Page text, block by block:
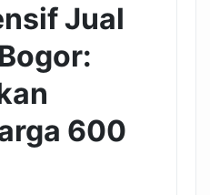
Jual
600